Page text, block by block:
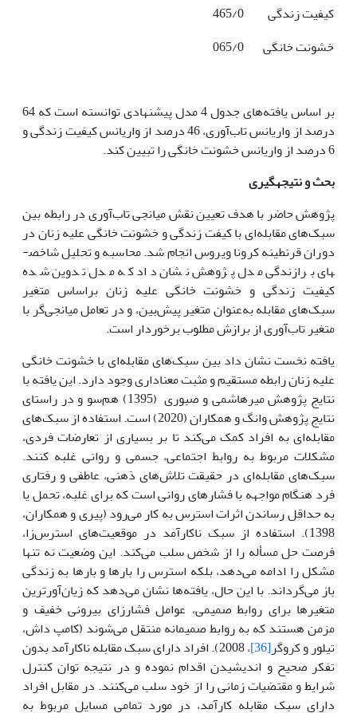
کیفیت زندگی
465/0
خشونت خانگی
065/0
بر اساس یافته‌های جدول 4 مدل پیشنهادی توانسته است که 64
درصد از واریانس تاب‌آوری، 46 درصد از واریانس کیفیت زندگی و
6 درصد از واریانس خشونت خانگی را تبیین کند.
بحث و نتیجه­گیری
پژوهش حاضر با هدف تعیین نقش میانجی تاب‌آوری در رابطه بین
سبک‌های مقابله‌ای با کیفت زندگی و خشونت خانگی علیه زنان در
دوران قرنطینه کرونا ویروس انجام شد. محاسبه و تحلیل شاخص­
های برازندگی مدل پژوهش نشان داد که مدل تدوین شده
کیفیت زندگی و خشونت خانگی علیه زنان براساس متغیر
سبک‌های مقابله به‌عنوان متغیر پیش‌بین، و در تعامل میانجی‌گر با
متغیر تاب‌آوری از برازش مطلوب برخوردار است.
یافته نخست نشان داد بین سبک‌های مقابله‌ای با خشونت خانگی
علیه زنان رابطه مستقیم و مثبت معناداری وجود دارد. این یافته با
نتایج پژوهش میرهاشمی و صبوری (1395) هم‌سو و در راستای
نتایج پژوهش وانگ و همکاران (2020) است. استفاده از سبک‌های
مقابله‌ای به افراد کمک می‌کند تا بر بسیاری از تعارضات فردی،
مشکلات مربوط به روابط اجتماعی، جسمی و روانی غلبه کنند.
سبک‌های مقابله‌ای در حقیقت تلاش‌های ذهنی، عاطفی و رفتاری
فرد هنگام مواجهه با فشارهای روانی است که برای غلبه، تحمل یا
به حداقل رساندن اثرات استرس به کار می‌رود (پیری و همکاران،
1398). استفاده از سبک ناکارآمد در موقعیت‌های استرس‌زا،
فرصت حل مسأله را از شخص سلب می‌کند. این وضعیت نه تنها
مشکل را ادامه می‌دهد، بلکه استرس را بارها و بارها به زندگی
باز می‌گرداند. با این حال، یافته‌ها نشان می‌دهد که زیان‌آورترین
متغیرها برای روابط صمیمی، عوامل فشارزای بیرونی خفیف و
مزمن هستند که به روابط صمیمانه منتقل می‌شوند (کامپ داش،
تیلور و کروگر[36]
، 2008). افراد دارای سبک مقابله ناکارآمد بدون
تفکر صحیح و اندیشیدن اقدام نموده و در نتیجه توان کنترل
شرایط و مقتضیات زمانی را از خود سلب می‌کنند. در مقابل افراد
دارای سبک مقابله کارآمد، در مورد تمامی مسایل مربوط به